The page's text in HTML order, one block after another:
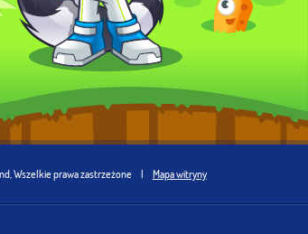
Wszelkie prawa zastrzeżone | Mapa witryny